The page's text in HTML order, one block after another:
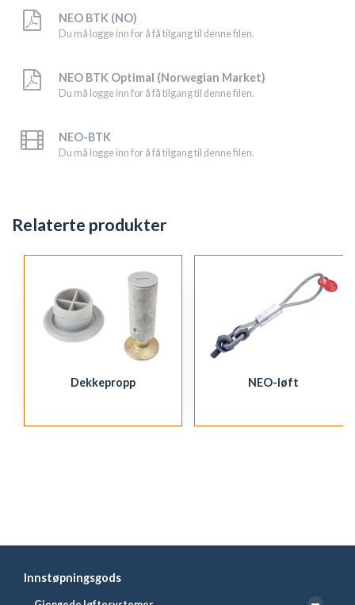
Innstøpningsgods
NEO BTK (NO)
Du må logge inn for å få tilgang til denne filen.
NEO BTK Optimal (Norwegian Market)
Du må logge inn for å få tilgang til denne filen.
NEO-BTK
Du må logge inn for å få tilgang til denne filen.
Relaterte produkter
Dekkepropp NEO-løft